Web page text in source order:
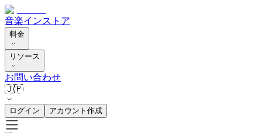
音楽インストア
料金
リソース
お問い合わせ
🇯🇵
ログイン アカウント作成